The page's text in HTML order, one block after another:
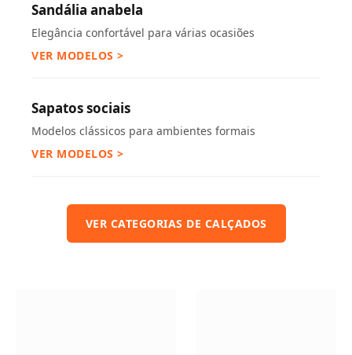
Sandália anabela
Elegância confortável para várias ocasiões
VER MODELOS >
Sapatos sociais
Modelos clássicos para ambientes formais
VER MODELOS >
VER CATEGORIAS DE CALÇADOS